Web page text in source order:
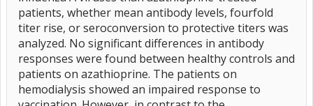
patients, whether mean antibody levels, fourfold
titer rise, or seroconversion to protective titers was
analyzed. No significant differences in antibody
responses were found between healthy controls and
patients on azathioprine. The patients on
hemodialysis showed an impaired response to